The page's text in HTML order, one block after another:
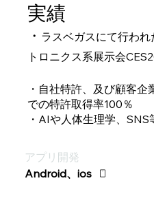
実績
​・ ラスベガスにて行わ
トロニクス系展示会
・自社特許、及び顧客企
での特許取得率100％
・AIや人体生理学、
Android、ios
アプリ開発